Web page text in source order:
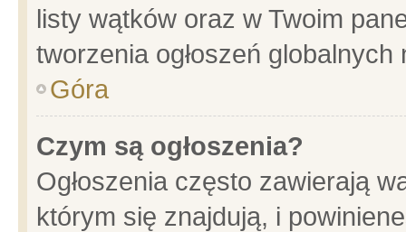
listy wątków oraz w Twoim
tworzenia ogłoszeń
Góra
Czym są ogłoszenia?
Ogłoszenia często zawierają
którym się znajdują, i